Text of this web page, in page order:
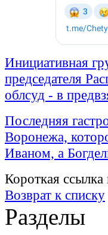
Инициативная
председателя
облсуд - в
Последняя
Воронежа,
Иваном, а
Короткая ссылка
Возврат к списку
Разделы